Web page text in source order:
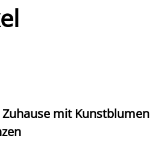
mit Kunstblumen